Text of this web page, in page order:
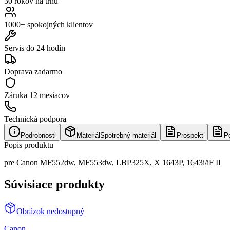
1000+ spokojných klientov
Servis do 24 hodín
Doprava zadarmo
Záruka 12 mesiacov
Technická podpora
Podrobnosti Materiál Spotrebný materiál Prospekt
Popis produktu
pre Canon MF552dw, MF553dw, LBP325X, X 1643P, 1643i/iF II
Súvisiace produkty
Obrázok nedostupný